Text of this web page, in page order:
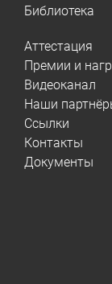
Библиотека
Аттестация
Премии и
Видеоканал
Наши
Ссылки
Контакты
Документы